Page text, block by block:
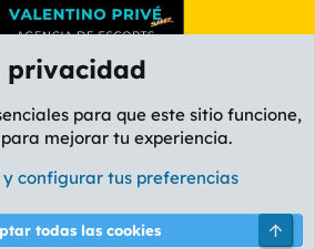
AMARILLO
y reglas Política de privacidad Ayuda
privacidad
para que este sitio funcione,
mejorar tu experiencia.
configurar tus preferencias
todas las cookies